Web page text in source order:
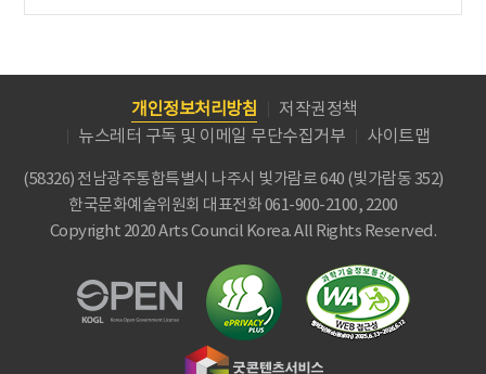
개인정보처리방침
저작권정책
뉴스레터 구독 및 이메일 무단수집거부
사이트맵
(58326) 전남광주통합특별시 나주시 빛가람로 640 (빛가람동 352)
한국문화예술위원회 대표전화 061-900-2100, 2200
Copyright 2020 Arts Council Korea. All Rights Reserved.